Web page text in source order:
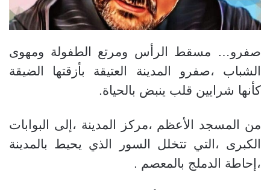
صفرو… مسقط الرأس ومرتع الطفولة ومهوى
الشباب ،صفرو المدينة العتيقة بأزقتها الضيقة
كأنها شرايين قلب ينبض بالحياة.
من المسجد الأعظم ،مركز المدينة ،إلى البوابات
الكبرى ،التي تتخلل السور الذي يحيط بالمدينة
،إحاطة الدملج بالمعصم .